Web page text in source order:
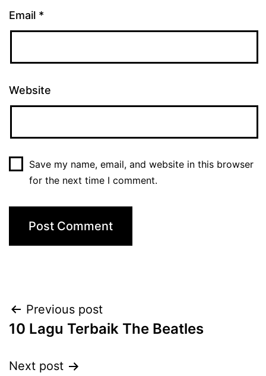
Email *
Website
Save my name, email, and website in this browser
for the next time I comment.
Post
navigation
Previous post
10 Lagu Terbaik The Beatles
Next post